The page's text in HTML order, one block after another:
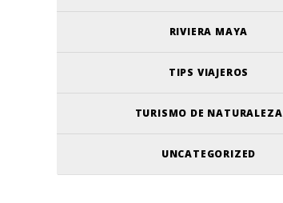
RIVIERA MAYA
TIPS VIAJEROS
TURISMO DE NATURALEZA
UNCATEGORIZED